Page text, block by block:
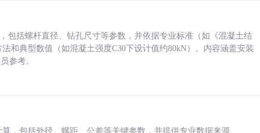
包括螺杆直径、钻孔尺寸等参数，并依据专业标准（如《混凝土结
和典型数值（如混凝土强度C30下设计值约80kN）。内容涵盖安装
参考。
，包括外径、螺距、公差等关键参数，并提供专业数据来源